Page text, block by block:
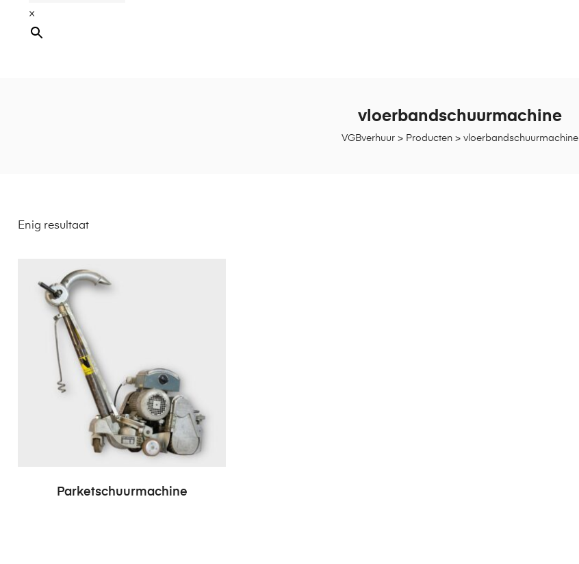
×
VGBverhuur> Producten> vloerbandschuurmachine
vloerbandschuurmachine
Enig resultaat
Parketschuurmachine